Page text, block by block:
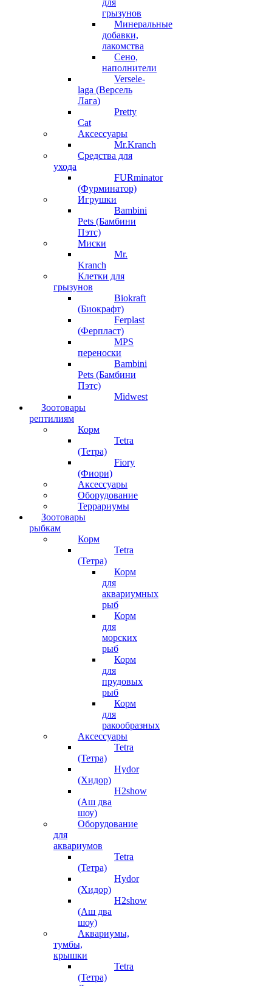
для
грызунов
Минеральные
добавки,
лакомства
Сено,
наполнители
Versele-
laga (Версель
Лага)
Pretty
Cat
Аксессуары
Mr.Kranch
Средства для
ухода
FURminator
(Фурминатор)
Игрушки
Bambini
Pets (Бамбини
Пэтс)
Миски
Mr.
Kranch
Клетки для
грызунов
Biokraft
(Биокрафт)
Ferplast
(Ферпласт)
MPS
переноски
Bambini
Pets (Бамбини
Пэтс)
Midwest
Зоотовары
рептилиям
Корм
Tetra
(Тетра)
Fiory
(Фиори)
Аксессуары
Оборудование
Террариумы
Зоотовары
рыбкам
Корм
Tetra
(Тетра)
Корм
для
аквариумных
рыб
Корм
для
морских
рыб
Корм
для
прудовых
рыб
Корм
для
ракообразных
Аксессуары
Tetra
(Тетра)
Hydor
(Хидор)
H2show
(Аш два
шоу)
Оборудование
для
аквариумов
Tetra
(Тетра)
Hydor
(Хидор)
H2show
(Аш два
шоу)
Аквариумы,
тумбы,
крышки
Tetra
(Тетра)